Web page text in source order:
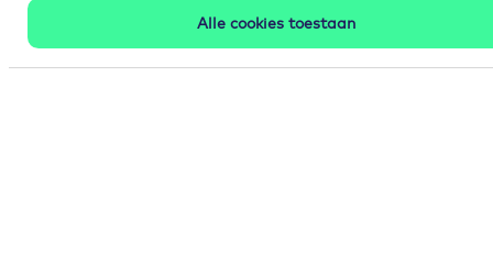
Alle cookies toestaan